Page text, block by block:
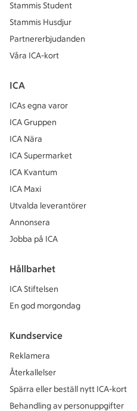
Stammis Student
Stammis Husdjur
Partnererbjudanden
Våra ICA-kort
ICA
ICAs egna varor
ICA Gruppen
ICA Nära
ICA Supermarket
ICA Kvantum
ICA Maxi
Utvalda leverantörer
Annonsera
Jobba på ICA
Hållbarhet
ICA Stiftelsen
En god morgondag
Kundservice
Reklamera
Återkallelser
Spärra eller beställ nytt ICA-kort
Behandling av personuppgifter